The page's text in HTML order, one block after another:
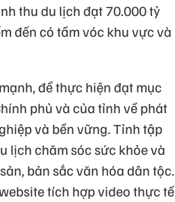
thu du lịch đạt 70.000 tỷ
đến có tầm vóc khu vực và
để thực hiện đạt mục
phủ và của tỉnh về phát
và bền vững. Tỉnh tập
lịch chăm sóc sức khỏe và
bản sắc văn hóa dân tộc.
tích hợp video thực tế